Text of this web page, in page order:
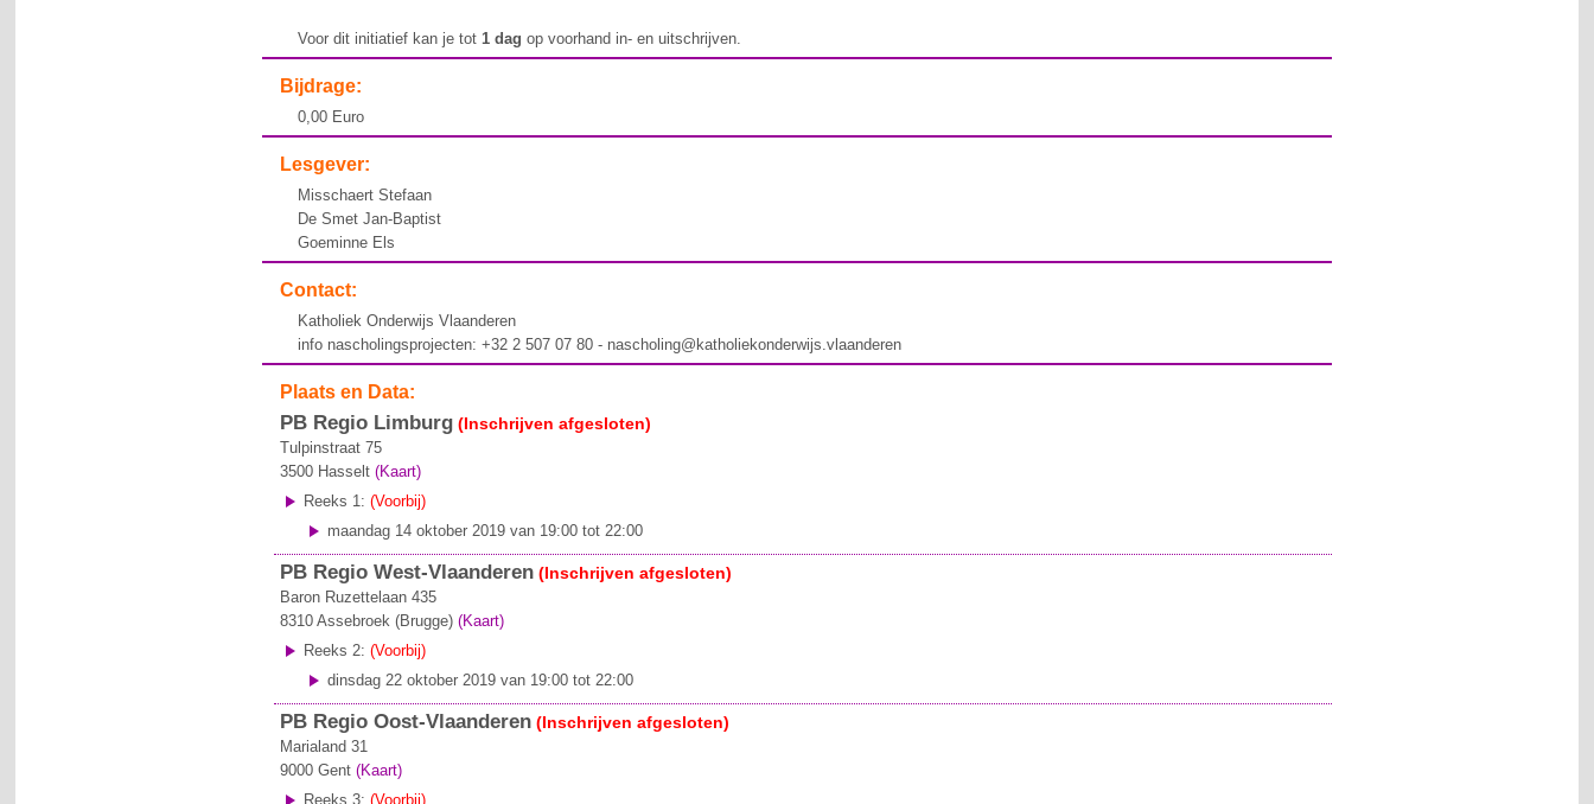
Voor dit initiatief kan je tot1 dag op voorhand in- en uitschrijven.
Bijdrage:
0,00 Euro
Lesgever:
Misschaert Stefaan
De Smet Jan-Baptist
Goeminne Els
Contact:
Katholiek Onderwijs Vlaanderen
info nascholingsprojecten: +32 2 507 07 80 - nascholing@katholiekonderwijs.vlaanderen
Plaats en Data:
PB Regio Limburg (Inschrijven afgesloten)
Tulpinstraat 75
3500 Hasselt (Kaart)
Reeks 1:(Voorbij)
maandag 14 oktober 2019 van 19:00 tot 22:00
PB Regio West-Vlaanderen (Inschrijven afgesloten)
Baron Ruzettelaan 435
8310 Assebroek (Brugge) (Kaart)
Reeks 2:(Voorbij)
dinsdag 22 oktober 2019 van 19:00 tot 22:00
PB Regio Oost-Vlaanderen (Inschrijven afgesloten)
Marialand 31
9000 Gent (Kaart)
Reeks 3:(Voorbij)